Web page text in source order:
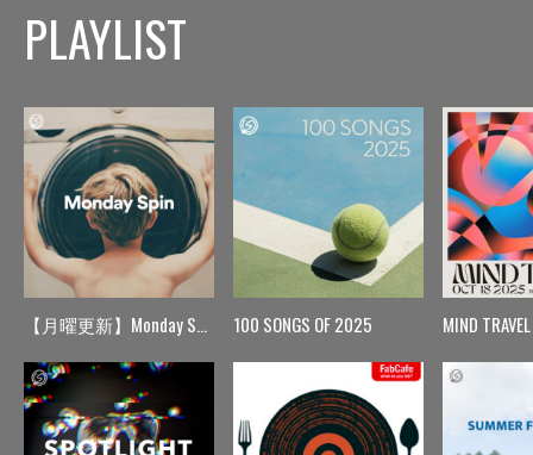
PLAYLIST
【月曜更新】Monday Spin 100 SONGS OF 2025 MIND TRAVEL